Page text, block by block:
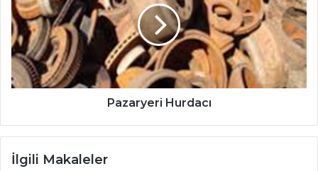
Pazaryeri Hurdacı
İlgili Makaleler